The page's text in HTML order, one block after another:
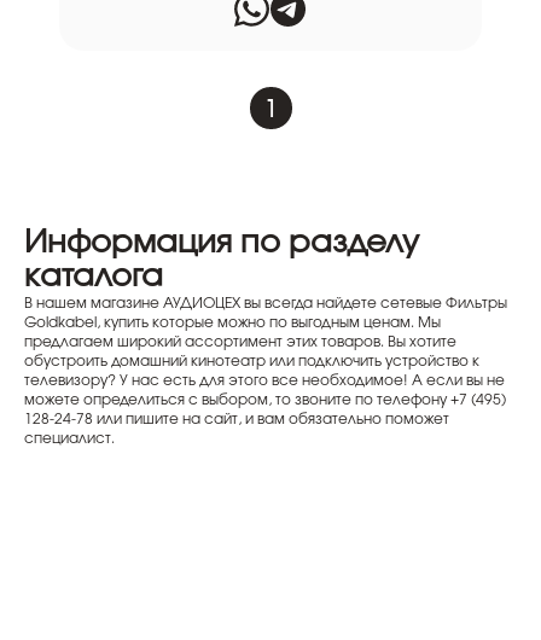
1
Информация по разделу
каталога
В нашем магазине АУДИОЦЕХ вы всегда найдете сетевые Фильтры
Goldkabel, купить которые можно по выгодным ценам. Мы
предлагаем широкий ассортимент этих товаров. Вы хотите
обустроить домашний кинотеатр или подключить устройство к
телевизору? У нас есть для этого все необходимое! А если вы не
можете определиться с выбором, то звоните по телефону +7 (495)
128-24-78 или пишите на сайт, и вам обязательно поможет
специалист.